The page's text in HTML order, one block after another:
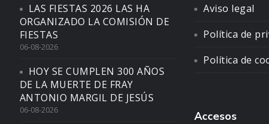
LAS FIESTAS 2026 LAS HA
ORGANIZADO LA COMISIÓN DE
FIESTAS
06-08-2026
HOY SE CUMPLEN 300 AÑOS
DE LA MUERTE DE FRAY
ANTONIO MARGIL DE JESÚS
06-08-2026
Aviso legal
Política de
Política de
Accesos